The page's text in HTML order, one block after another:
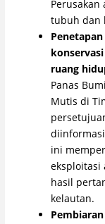
tubuh dan
ruang
Panas
Mutis di
ini
eksploitasi
hasil
kelautan.